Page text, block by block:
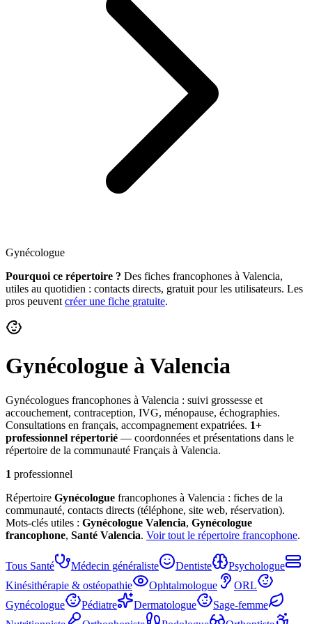
Gynécologue
Pourquoi ce répertoire ? Des fiches francophones à Valencia,
utiles au quotidien : contacts directs, gratuit pour les utilisateurs. Les
pros peuvent créer une fiche gratuite.
Gynécologue à Valencia
Gynécologues francophones à Valencia : suivi grossesse et
accouchement, contraception, IVG, ménopause, échographies.
Consultations en français, accompagnement expatriées. 1+
professionnel répertorié — coordonnées et présentations dans le
répertoire de la communauté Français à Valencia.
1 professionnel
Répertoire Gynécologue francophones à Valencia : fiches de la
communauté, contacts directs (téléphone, site web, réservation).
Mots-clés utiles : Gynécologue Valencia, Gynécologue
francophone, Santé Valencia. Voir tout le répertoire francophone.
Tous Santé Médecin généraliste Dentiste
Psychologue
Kinésithérapie & ostéopathie
Ophtalmologue
ORL
Gynécologue
Pédiatre Dermatologue
Sage-femme